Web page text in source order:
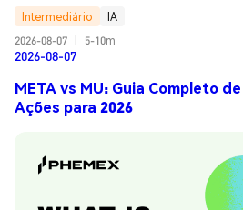
Intermediário
IA
2026-08-07
5-10m
2026-08-07
META vs MU: Guia Completo
Ações para 2026